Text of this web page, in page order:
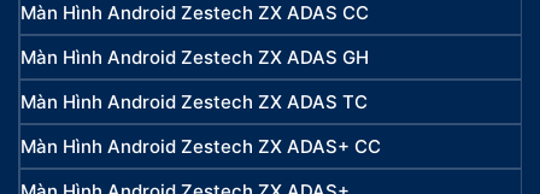
Màn Hình Android Zestech ZX ADAS CC
Màn Hình Android Zestech ZX ADAS GH
Màn Hình Android Zestech ZX ADAS TC
Màn Hình Android Zestech ZX ADAS+ CC